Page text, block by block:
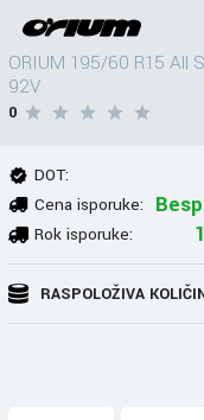
ORIUM 195/60 R15 All
92V
0
DOT:
Cena isporuke:
Rok isporuke:
RASPOLOŽIVA